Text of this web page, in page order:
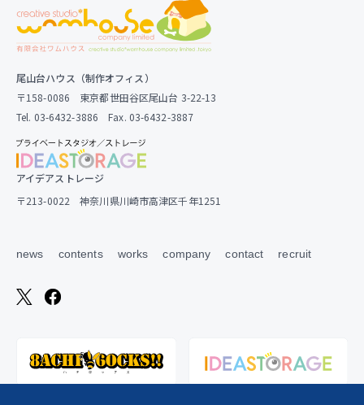
尾山台ハウス（制作オフィス）
〒158-0086 東京都世田谷区尾山台 3-22-13
Tel. 03-6432-3886 Fax. 03-6432-3887
アイデアストレージ
〒213-0022 神奈川県川崎市高津区千年1251
news contents works company contact recruit